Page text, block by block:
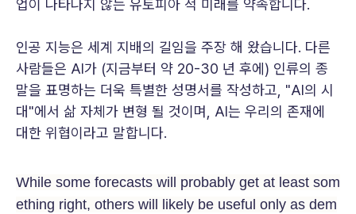
업이 나타나지 않는 유토피아 적 미래를 약속합니다.
인공 지능은 세계 지배의 길임을 주장 해 왔습니다. 다른
사람들은 AI가 (지금부터 약 20-30 년 후에) 인류의 종
말을 표명하는 더욱 특별한 성명서를 작성하고, "AI의 시
대"에서 삶 자체가 변형 될 것이며, AI는 우리의 존재에
대한 위협이라고 말합니다.
While some forecasts will probably get at least som
ething right, others will likely be useful only as dem